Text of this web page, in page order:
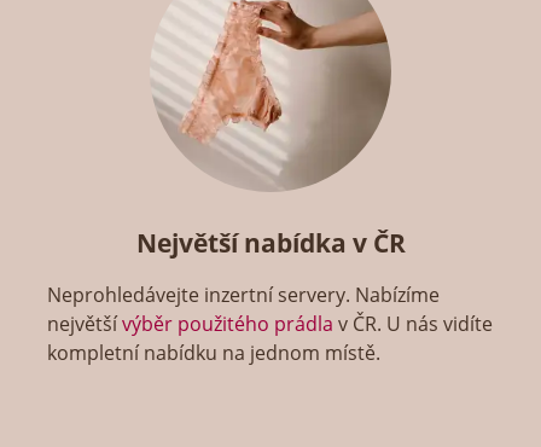
Největší nabídka v ČR
Neprohledávejte inzertní servery. Nabízíme
největšívýběr použitého prádla v ČR. U nás vidíte
kompletní nabídku na jednom místě.